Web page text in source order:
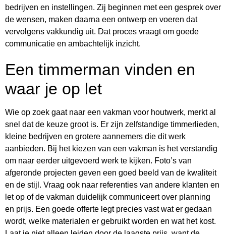
bedrijven en instellingen. Zij beginnen met een gesprek over
de wensen, maken daarna een ontwerp en voeren dat
vervolgens vakkundig uit. Dat proces vraagt om goede
communicatie en ambachtelijk inzicht.
Een timmerman vinden en
waar je op let
Wie op zoek gaat naar een vakman voor houtwerk, merkt al
snel dat de keuze groot is. Er zijn zelfstandige timmerlieden,
kleine bedrijven en grotere aannemers die dit werk
aanbieden. Bij het kiezen van een vakman is het verstandig
om naar eerder uitgevoerd werk te kijken. Foto’s van
afgeronde projecten geven een goed beeld van de kwaliteit
en de stijl. Vraag ook naar referenties van andere klanten en
let op of de vakman duidelijk communiceert over planning
en prijs. Een goede offerte legt precies vast wat er gedaan
wordt, welke materialen er gebruikt worden en wat het kost.